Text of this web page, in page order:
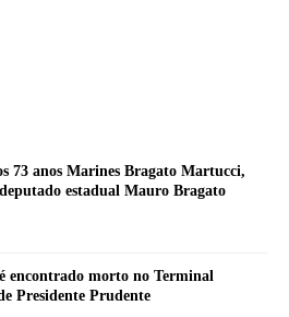
73 anos Marines Bragato Martucci,
estadual Mauro Bragato
encontrado morto no Terminal
Presidente Prudente